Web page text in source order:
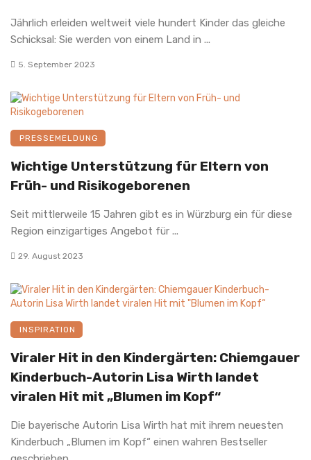
Jährlich erleiden weltweit viele hundert Kinder das gleiche
Schicksal: Sie werden von einem Land in ...
5. September 2023
PRESSEMELDUNG
Wichtige Unterstützung für Eltern von
Früh- und Risikogeborenen
Seit mittlerweile 15 Jahren gibt es in Würzburg ein für diese
Region einzigartiges Angebot für ...
29. August 2023
INSPIRATION
Viraler Hit in den Kindergärten: Chiemgauer
Kinderbuch-Autorin Lisa Wirth landet
viralen Hit mit „Blumen im Kopf“
Die bayerische Autorin Lisa Wirth hat mit ihrem neuesten
Kinderbuch „Blumen im Kopf“ einen wahren Bestseller